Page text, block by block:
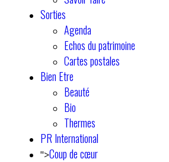
Sorties
Agenda
Echos du patrimoine
Cartes postales
Bien Etre
Beauté
Bio
Thermes
PR International
">Coup de cœur